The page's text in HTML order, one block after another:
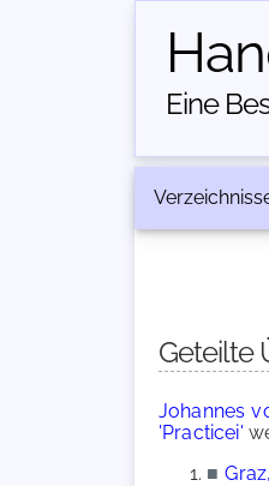
Eine
Geteilte
Johannes
'Practicei'
■